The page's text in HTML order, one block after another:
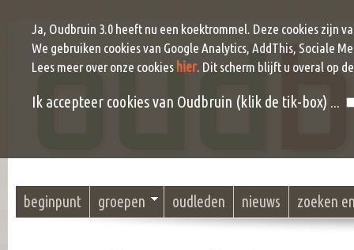
beginpunt groepen oudleden nieuws zoeken
Ja, Oudbruin 3.0 heeft nu een koektrommel. Deze cookies zijn
We gebruiken cookies van Google Analytics, AddThis, Sociale
Lees meer over onze cookies hier. Dit scherm blijft u overal op
Ik accepteer cookies van Oudbruin (klik de tik-box) ...